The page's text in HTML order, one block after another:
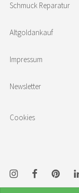
Schmuck Reparatur
Altgoldankauf
Impressum
Newsletter
Cookies